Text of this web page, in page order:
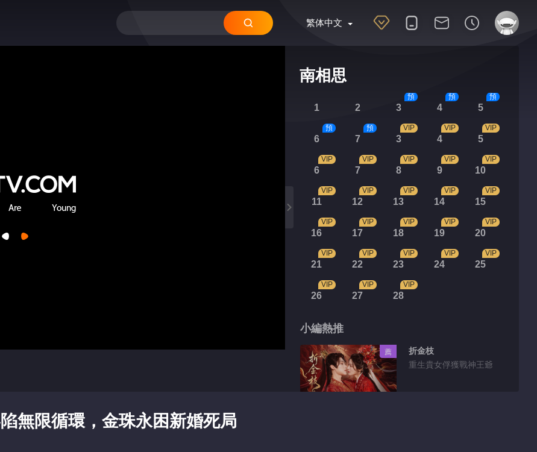
繁体中文
南相思
1 2 3
預
4
預
5
預
6
預
7
預
3
VIP
4
VIP
5
VIP
6
VIP
7
VIP
8
VIP
9
VIP
10
VIP
11
VIP
12
VIP
13
VIP
14
VIP
15
VIP
16
VIP
17
VIP
18
VIP
19
VIP
20
VIP
21
VIP
22
VIP
23
VIP
24
VIP
25
VIP
26
VIP
27
VIP
28
VIP
小編熱推
薦
折金枝
重生貴女俘獲戰神王爺
無限循環，金珠永困新婚死局